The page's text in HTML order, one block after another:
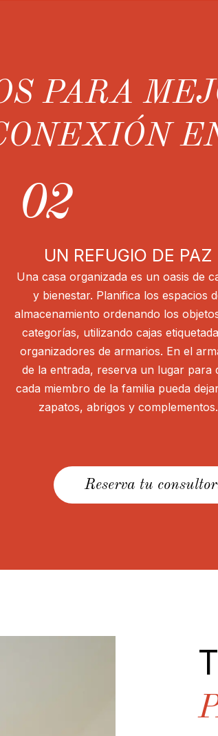
PARA
02
UN REFUGIO DE PAZ
Una casa organizada es un oasis de
y bienestar. Planifica los espacios
almacenamiento ordenando los
categorías, utilizando cajas
organizadores de armarios. En el
de la entrada, reserva un lugar para
cada miembro de la familia pueda
zapatos, abrigos y complementos.
Reserva tu